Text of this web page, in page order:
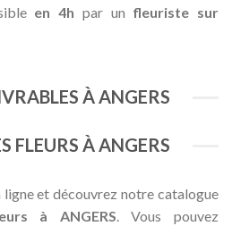
en 4h par un fleuriste sur
À ANGERS
FLEURS À ANGERS
et découvrez notre catalogue
à ANGERS. Vous pouvez